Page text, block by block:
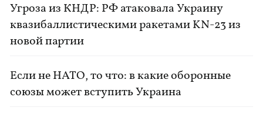
Угроза из КНДР: РФ атаковала Украину
квазибаллистическими ракетами KN-23 из
новой партии
Если не НАТО, то что: в какие оборонные
союзы может вступить Украина